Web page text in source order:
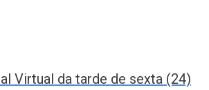
Virtual da tarde de sexta (24)